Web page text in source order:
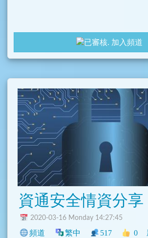
加入頻道
資通安全情資分享
2020-03-16 Monday 14:27:45
頻道 繁中 517 0